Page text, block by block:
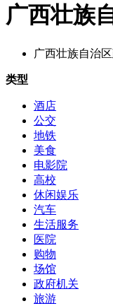
广西壮族
广西壮族自治
类型
酒店
公交
地铁
美食
电影院
高校
休闲娱乐
汽车
生活服务
医院
购物
场馆
政府机关
旅游